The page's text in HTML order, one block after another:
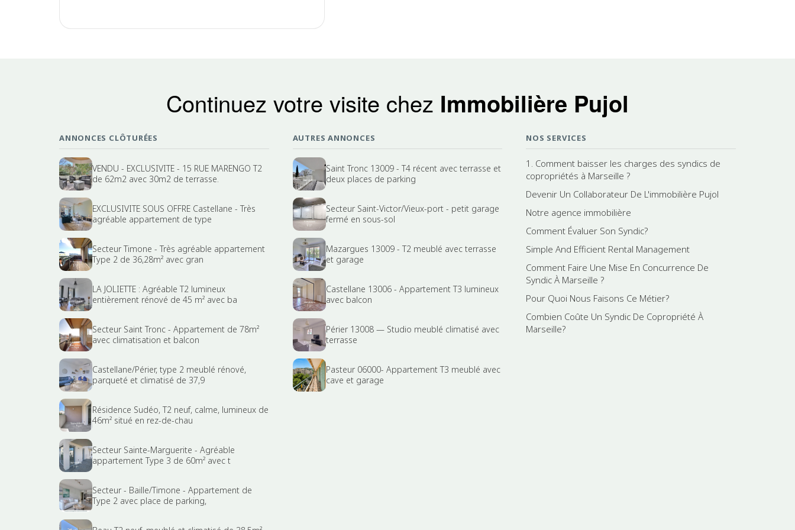
Continuez votre visite chez Immobilière Pujol
ANNONCES CLÔTURÉES
VENDU - EXCLUSIVITE - 15 RUE MARENGO T2
de 62m2 avec 30m2 de terrasse.
EXCLUSIVITE SOUS OFFRE Castellane - Très
agréable appartement de type
Secteur Timone - Très agréable appartement
Type 2 de 36,28m² avec gran
LA JOLIETTE : Agréable T2 lumineux
entièrement rénové de 45 m² avec ba
Secteur Saint Tronc - Appartement de 78m²
avec climatisation et balcon
Castellane/Périer, type 2 meublé rénové,
parqueté et climatisé de 37,9
Résidence Sudéo, T2 neuf, calme, lumineux de
46m² situé en rez-de-chau
Secteur Sainte-Marguerite - Agréable
appartement Type 3 de 60m² avec t
Secteur - Baille/Timone - Appartement de
Type 2 avec place de parking,
AUTRES ANNONCES
Saint Tronc 13009 - T4 récent avec terrasse et
deux places de parking
Secteur Saint-Victor/Vieux-port - petit garage
fermé en sous-sol
Mazargues 13009 - T2 meublé avec terrasse
et garage
Castellane 13006 - Appartement T3 lumineux
avec balcon
Périer 13008 — Studio meublé climatisé avec
terrasse
Pasteur 06000- Appartement T3 meublé avec
cave et garage
NOS SERVICES
1. Comment baisser les charges des syndics de
copropriétés à Marseille ?
Devenir Un Collaborateur De L'immobilière Pujol
Notre agence immobilière
Comment Évaluer Son Syndic?
Simple And Efficient Rental Management
Comment Faire Une Mise En Concurrence De
Syndic À Marseille ?
Pour Quoi Nous Faisons Ce Métier?
Combien Coûte Un Syndic De Copropriété À
Marseille?